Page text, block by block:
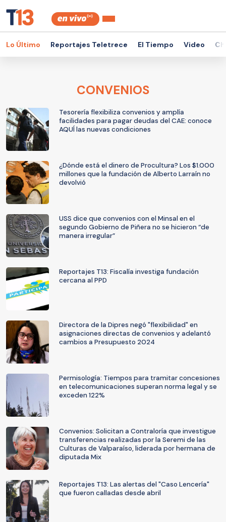
Lo Último Reportajes Teletrece El Tiempo Video
CONVENIOS
Tesorería flexibiliza convenios y amplía
facilidades para pagar deudas del CAE: conoce
AQUÍ las nuevas condiciones
¿Dónde está el dinero de Procultura? Los $1.000
millones que la fundación de Alberto Larraín no
devolvió
USS dice que convenios con el Minsal en el
segundo Gobierno de Piñera no se hicieron “de
manera irregular”
Reportajes T13: Fiscalía investiga fundación
cercana al PPD
Directora de la Dipres negó "flexibilidad" en
asignaciones directas de convenios y adelantó
cambios a Presupuesto 2024
Permisología: Tiempos para tramitar concesiones
en telecomunicaciones superan norma legal y se
exceden 122%
Convenios: Solicitan a Contraloría que investigue
transferencias realizadas por la Seremi de las
Culturas de Valparaíso, liderada por hermana de
diputada Mix
Reportajes T13: Las alertas del "Caso Lencería"
que fueron calladas desde abril